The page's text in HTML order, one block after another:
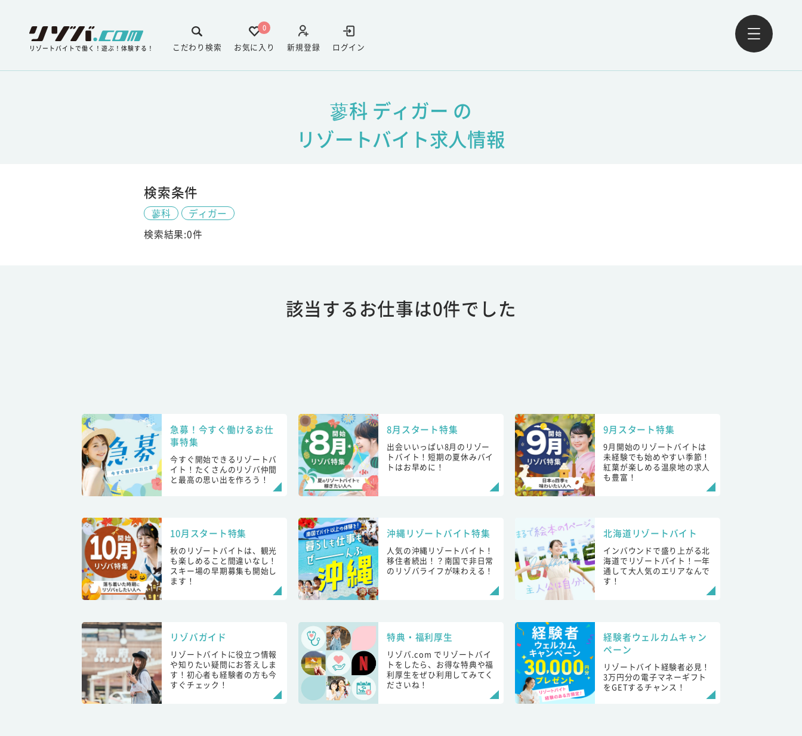
リゾートバイトで働く！遊ぶ！体験する！ ログイン
新規登録
0
お気に入り
こだわり検索
蓼科 ディガー の
リゾートバイト求人情報
検索条件
蓼科
ディガー
検索結果:0件
該当するお仕事は0件でした
急募！今すぐ働けるお仕
事特集
今すぐ開始できるリゾートバ
イト！たくさんのリゾバ仲間
と最高の思い出を作ろう！
8月スタート特集
出会いいっぱい8月のリゾー
トバイト！短期の夏休みバイ
トはお早めに！
9月スタート特集
9月開始のリゾートバイトは
未経験でも始めやすい季節！
紅葉が楽しめる温泉地の求人
も豊富！
10月スタート特集
秋のリゾートバイトは、観光
も楽しめること間違いなし！
スキー場の早期募集も開始し
ます！
沖縄リゾートバイト特集
人気の沖縄リゾートバイト！
移住者続出！？南国で非日常
のリゾバライフが味わえる！
北海道リゾートバイト
インバウンドで盛り上がる北
海道でリゾートバイト！一年
通して大人気のエリアなんで
す！
リゾバガイド
リゾートバイトに役立つ情報
や知りたい疑問にお答えしま
す！初心者も経験者の方も今
すぐチェック！
特典・福利厚生
リゾバ.com でリゾートバイ
トをしたら、お得な特典や福
利厚生をぜひ利用してみてく
ださいね！
経験者ウェルカムキャン
ペーン
リゾートバイト経験者必見！
3万円分の電子マネーギフト
をGETするチャンス！